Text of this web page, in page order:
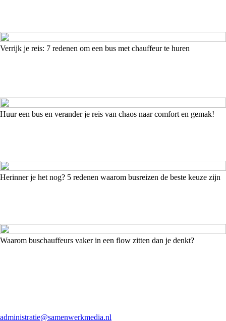
Verrijk je reis: 7 redenen om een bus met chauffeur te huren
Huur een bus en verander je reis van chaos naar comfort en gemak!
Herinner je het nog? 5 redenen waarom busreizen de beste keuze zijn
Waarom buschauffeurs vaker in een flow zitten dan je denkt?
administratie@samenwerkmedia.nl